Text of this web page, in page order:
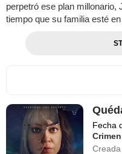
perpetró ese plan millonario,
tiempo que su familia esté
Fecha
Crimen